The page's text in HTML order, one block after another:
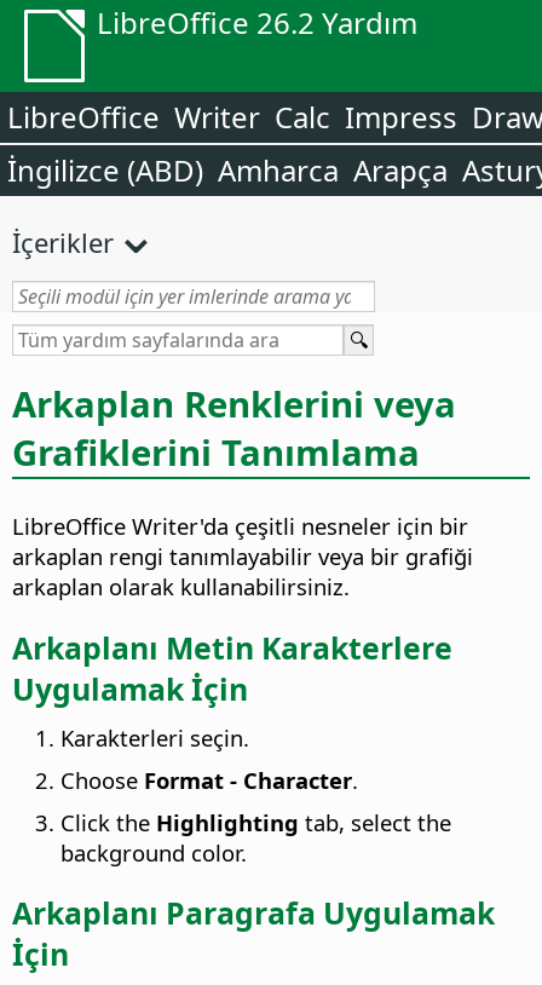
LibreOffice 26.2 Yardım
LibreOffice Writer Calc Impress
İngilizce (ABD) Amharca Arapça
İçerikler
Arkaplan Renklerini veya
Grafiklerini Tanımlama
LibreOffice Writer'da çeşitli nesneler için bir
arkaplan rengi tanımlayabilir veya bir grafiği
arkaplan olarak kullanabilirsiniz.
Arkaplanı Metin Karakterlere
Uygulamak İçin
Karakterleri seçin.
Choose Format - Character.
Click the Highlighting tab, select the
background color.
Arkaplanı Paragrafa Uygulamak
İçin